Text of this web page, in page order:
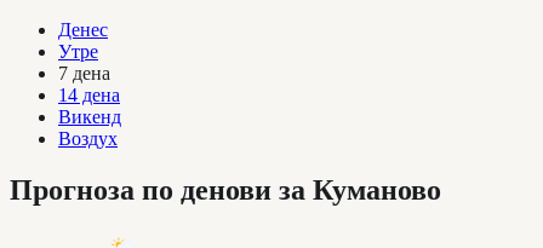
Денес
Утре
7 дена
14 дена
Викенд
Воздух
Прогноза по денови за Куманово